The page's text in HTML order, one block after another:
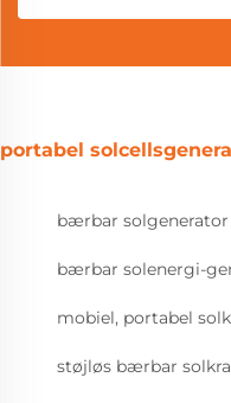
portabel
bærbar
bærbar solenergi-
mobiel, portabel
støjløs bærbar